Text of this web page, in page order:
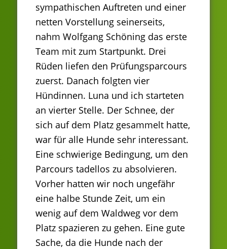
sympathischen Auftreten und einer
netten Vorstellung seinerseits,
nahm Wolfgang Schöning das erste
Team mit zum Startpunkt. Drei
Rüden liefen den Prüfungsparcours
zuerst. Danach folgten vier
Hündinnen. Luna und ich starteten
an vierter Stelle. Der Schnee, der
sich auf dem Platz gesammelt hatte,
war für alle Hunde sehr interessant.
Eine schwierige Bedingung, um den
Parcours tadellos zu absolvieren.
Vorher hatten wir noch ungefähr
eine halbe Stunde Zeit, um ein
wenig auf dem Waldweg vor dem
Platz spazieren zu gehen. Eine gute
Sache, da die Hunde nach der